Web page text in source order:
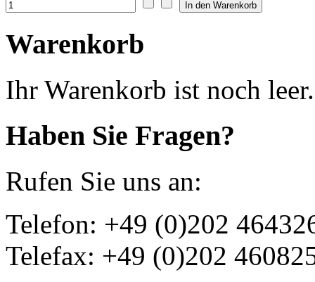
Warenkorb
Ihr Warenkorb ist noch leer.
Haben Sie Fragen?
Rufen Sie uns an:
Telefon: +49 (0)202
Telefax: +49 (0)202